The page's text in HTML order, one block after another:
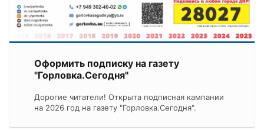
Оформить подписку на газету
"Горловка.Сегодня"
Дорогие читатели! Открыта подписная кампании
на 2026 год на газету "Горловка.Сегодня".